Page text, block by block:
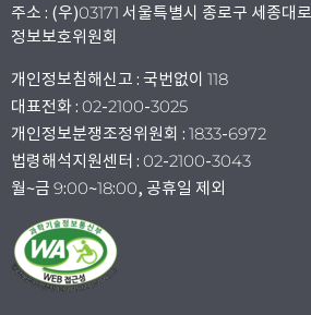
주소 : (우)03171 서울특별시 종로구 세종대
정보보호위원회
개인정보침해신고 : 국번없이 118
대표전화 : 02-2100-3025
개인정보분쟁조정위원회 : 1833-6972
법령해석지원센터 : 02-2100-3043
월~금 9:00~18:00, 공휴일 제외